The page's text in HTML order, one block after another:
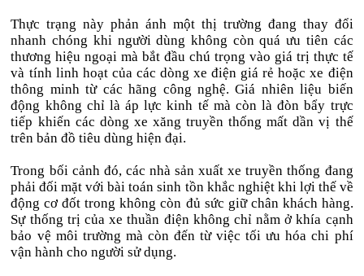
Thực trạng này phản ánh một thị trường đang thay đổi
nhanh chóng khi người dùng không còn quá ưu tiên các
thương hiệu ngoại mà bắt đầu chú trọng vào giá trị thực tế
và tính linh hoạt của các dòng xe điện giá rẻ hoặc xe điện
thông minh từ các hãng công nghệ. Giá nhiên liệu biến
động không chỉ là áp lực kinh tế mà còn là đòn bẩy trực
tiếp khiến các dòng xe xăng truyền thống mất dần vị thế
trên bản đồ tiêu dùng hiện đại.
Trong bối cảnh đó, các nhà sản xuất xe truyền thống đang
phải đối mặt với bài toán sinh tồn khắc nghiệt khi lợi thế về
động cơ đốt trong không còn đủ sức giữ chân khách hàng.
Sự thống trị của xe thuần điện không chỉ nằm ở khía cạnh
bảo vệ môi trường mà còn đến từ việc tối ưu hóa chi phí
vận hành cho người sử dụng.